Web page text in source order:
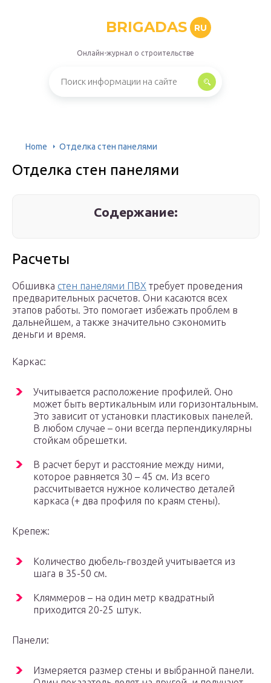
BRIGADAS RU
Онлайн-журнал о строительстве
Home Отделка стен панелями
Отделка стен панелями
Содержание:
Расчеты
Обшивка стен панелями ПВХ требует проведения
предварительных расчетов. Они касаются всех
этапов работы. Это помогает избежать проблем в
дальнейшем, а также значительно сэкономить
деньги и время.
Каркас:
Учитывается расположение профилей. Оно
может быть вертикальным или горизонтальным.
Это зависит от установки пластиковых панелей.
В любом случае – они всегда перпендикулярны
стойкам обрешетки.
В расчет берут и расстояние между ними,
которое равняется 30 – 45 см. Из всего
рассчитывается нужное количество деталей
каркаса (+ два профиля по краям стены).
Крепеж:
Количество дюбель-гвоздей учитывается из
шага в 35-50 см.
Кляммеров – на один метр квадратный
приходится 20-25 штук.
Панели:
Измеряется размер стены и выбранной панели.